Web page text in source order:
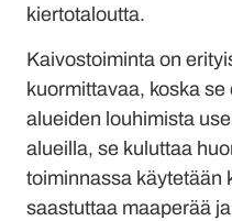
kiertotaloutta.
Kaivostoiminta on
kuormittavaa, koska
alueiden louhimista
alueilla, se kuluttaa
toiminnassa käytetään
saastuttaa maaperää